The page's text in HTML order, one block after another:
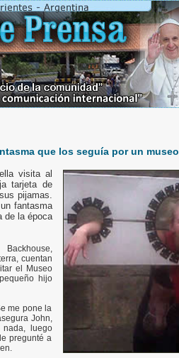
que los seguía por un museo
visita al
tarjeta de
pijamas.
fantasma
de la época
cuentan
el Museo
hijo
me pone la
John,
luego
pregunté a